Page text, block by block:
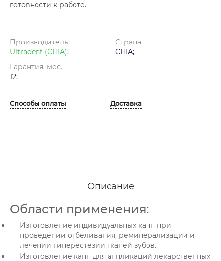
готовности к работе.
Производитель
Ultradent (США);
Страна
США;
Гарантия, мес.
12;
Способы оплаты Доставка
Описание
Области применения:
Изготовление индивидуальных капп при
проведении отбеливания, реминерализации и
лечении гиперестезии тканей зубов.
Изготовление капп для аппликаций лекарственных